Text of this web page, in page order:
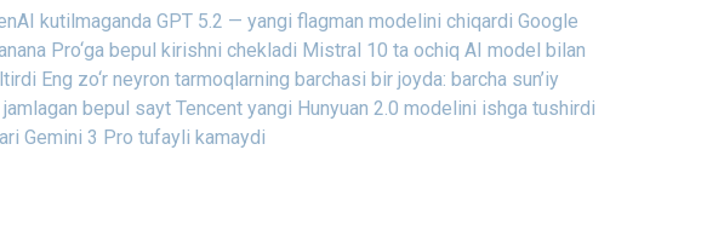
kutilmaganda GPT 5.2 — yangi flagman modelini chiqardi Google
Pro‘ga bepul kirishni chekladi Mistral 10 ta ochiq AI model bilan
Eng zo‘r neyron tarmoqlarning barchasi bir joyda: barcha sun’iy
bepul sayt Tencent yangi Hunyuan 2.0 modelini ishga tushirdi
Gemini 3 Pro tufayli kamaydi